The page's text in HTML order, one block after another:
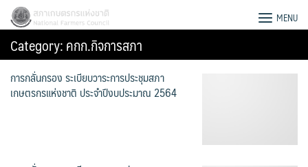
Skip
content
สภาเกษตรกรแห่งชาติ MENU
Category:คกก.กิจการสภา
การกลั่นกรอง ระเบียบวาระการประชุมสภา
เกษตรกรแห่งชาติ ประจำปีงบประมาณ 2564